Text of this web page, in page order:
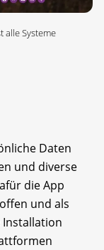
alle Systeme
Daten
und diverse
die App
und als